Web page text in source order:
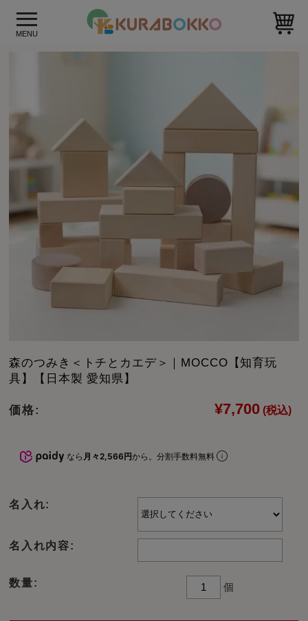
森のつみき＜トチとカエデ＞｜MOCCO【知育玩
具】【日本製 愛知県】
価格: ¥7,700 (税込)
なら 月々2,566円から。分割手数料無料
名入れ:
名入れ内容:
数量: 個